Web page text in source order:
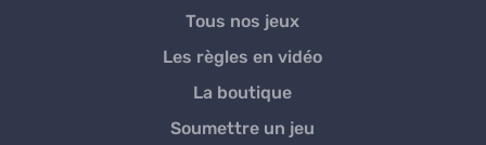
Tous nos jeux
Les règles en vidéo
La boutique
Soumettre un jeu